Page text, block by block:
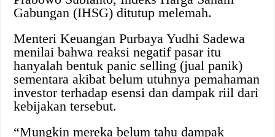
Gabungan (IHSG) ditutup melemah.
Menteri Keuangan Purbaya Yudhi Sadewa
menilai bahwa reaksi negatif pasar itu
hanyalah bentuk panic selling (jual panik)
sementara akibat belum utuhnya pemahaman
investor terhadap esensi dan dampak riil dari
kebijakan tersebut.
“Mungkin mereka belum tahu dampak